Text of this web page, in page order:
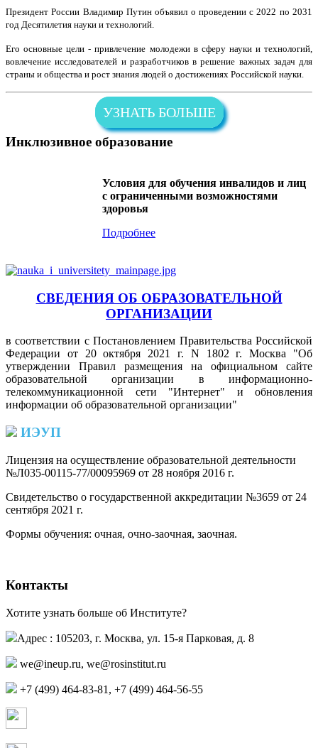
Президент России Владимир Путин объявил о проведении с 2022 по 2031
год Десятилетия науки и технологий.
Его основные цели - привлечение молодежи в сферу науки и технологий,
вовлечение исследователей и разработчиков в решение важных задач для
страны и общества и рост знания людей о достижениях Российской науки.
УЗНАТЬ БОЛЬШЕ
Инклюзивное образование
Условия для обучения инвалидов и лиц
с ограниченными возможностями
здоровья
Подробнее
СВЕДЕНИЯ ОБ ОБРАЗОВАТЕЛЬНОЙ
ОРГАНИЗАЦИИ
в соответствии с Постановлением Правительства Российской
Федерации от 20 октября 2021 г. N 1802 г. Москва "Об
утверждении Правил размещения на официальном сайте
образовательной организации в информационно-
телекоммуникационной сети "Интернет" и обновления
информации об образовательной организации"
ИЭУП
Лицензия на осуществление образовательной деятельности
№Л035-00115-77/00095969 от 28 ноября 2016 г.
Свидетельство о государственной аккредитации №3659 от 24
сентября 2021 г.
Формы обучения: очная, очно-заочная, заочная.
Контакты
Хотите узнать больше об Институте?
Адрес : 105203, г. Москва, ул. 15-я Парковая, д. 8
we@ineup.ru, we@rosinstitut.ru
+7 (499) 464-83-81, +7 (499) 464-56-55